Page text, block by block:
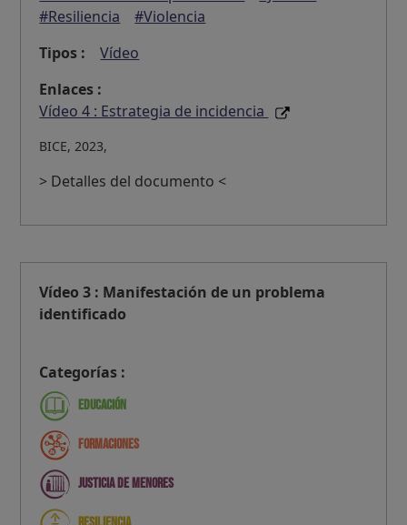
#Resiliencia
#Violencia
Tipos :
Vídeo
Enlaces :
Vídeo 4 : Estrategia de incidencia
BICE, 2023,
> Detalles del documento <
Vídeo 3 : Manifestación de un problema
identificado
Categorías :
Educación
Formaciones
Justicia de menores